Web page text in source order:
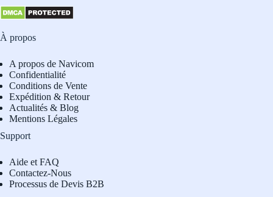
À propos
A propos de Navicom
Confidentialité
Conditions de Vente
Expédition & Retour
Actualités & Blog
Mentions Légales
Support
Aide et FAQ
Contactez-Nous
Processus de Devis B2B